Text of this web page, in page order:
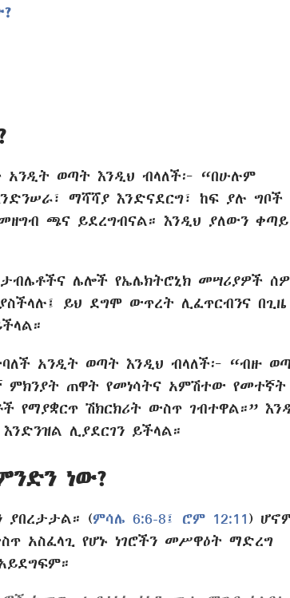
አንዲት ወጣት እንዲህ ብላለች፦ “በሁሉም
ማሻሻያ እንድናደርግ፣ ከፍ ያሉ ግቦች
ጫና ይደረግብናል። እንዲህ ያለውን ቀጣይ
ሌሎች የኤሌክትሮኒክ መሣሪያዎች
ይህ ደግሞ ውጥረት ሊፈጥርብንና በጊዜ
አንዲት ወጣት እንዲህ ብላለች፦ “ብዙ
ምክንያት ጠዋት የመነሳትና አምሽተው የመተኛት
የማያቋርጥ ሽክርክሪት ውስጥ ገብተዋል።”
ሊያደርገን ይችላል።
ነው?
(ምሳሌ 6:6-8፤ ሮም 12:11 )
አስፈላጊ የሆኑ ነገሮችን መሥዋዕት ማድረግ